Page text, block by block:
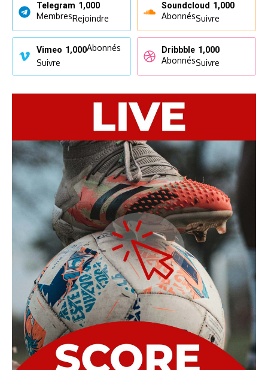
Telegram 1,000
MembresRejoindre
Soundcloud 1,000
AbonnésSuivre
Vimeo 1,000Abonnés
Suivre
Dribbble 1,000
AbonnésSuivre